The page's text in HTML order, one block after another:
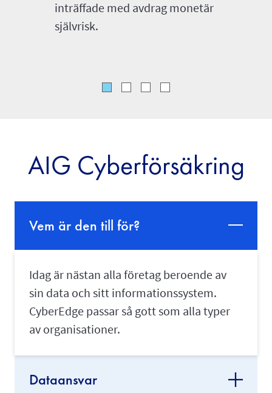
inträffade med avdrag monetär
självrisk.
AIG Cyberförsäkring
Vem är den till för?
Idag är nästan alla företag beroende av
sin data och sitt informationssystem.
CyberEdge passar så gott som alla typer
av organisationer.
Dataansvar